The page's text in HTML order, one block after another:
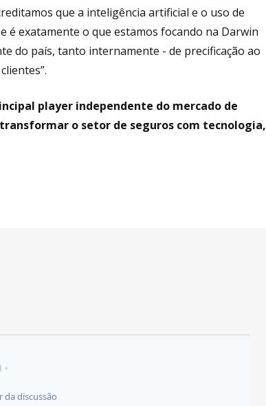
que a inteligência artificial e o uso de
é exatamente o que estamos focando na Darwin
do país, tanto internamente - de precificação ao
player independente do mercado de
transformar o setor de seguros com tecnologia,